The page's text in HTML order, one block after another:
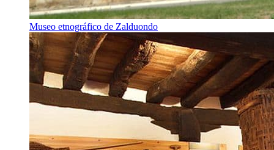
Museo etnográfico de Zalduondo